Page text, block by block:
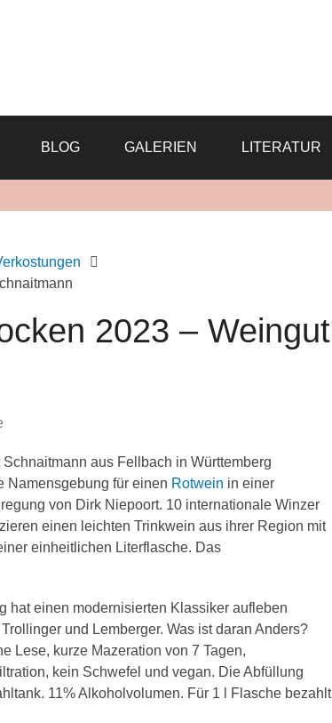
BLOG GALERIEN LITERATUR
2023 – Weingut
aus Fellbach in Württemberg
Namensgebung für einen Rotwein in einer
von Dirk Niepoort. 10 internationale Winzer
einen leichten Trinkwein aus ihrer Region mit
einheitlichen Literflasche. Das
hat einen modernisierten Klassiker aufleben
und Lemberger. Was ist daran Anders?
Lese, kurze Mazeration von 7 Tagen,
kein Schwefel und vegan. Die Abfüllung
11% Alkoholvolumen. Für 1 l Flasche bezahlt